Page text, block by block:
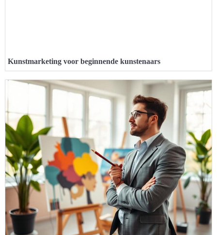
Kunstmarketing voor beginnende kunstenaars